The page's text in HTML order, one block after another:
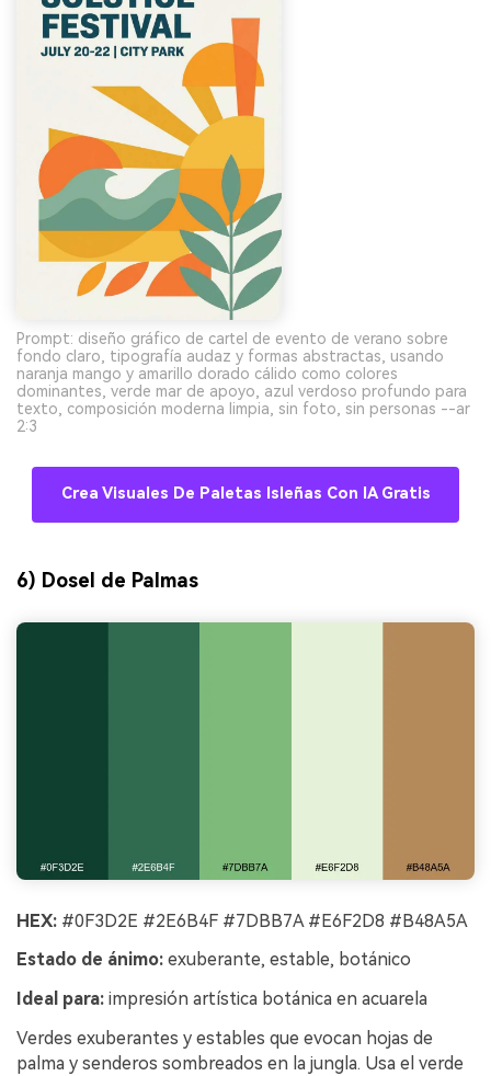
Prompt: diseño gráfico de cartel de evento de verano sobre
fondo claro, tipografía audaz y formas abstractas, usando
naranja mango y amarillo dorado cálido como colores
dominantes, verde mar de apoyo, azul verdoso profundo para
texto, composición moderna limpia, sin foto, sin personas --ar
2:3
Crea Visuales De Paletas Isleñas Con IA Gratis
6) Dosel de Palmas
HEX: #0F3D2E #2E6B4F #7DBB7A #E6F2D8 #B48A5A
Estado de ánimo: exuberante, estable, botánico
Ideal para: impresión artística botánica en acuarela
Verdes exuberantes y estables que evocan hojas de
palma y senderos sombreados en la jungla. Usa el verde